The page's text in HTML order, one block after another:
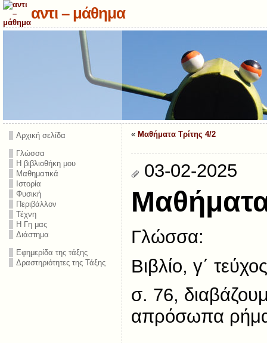
αντι – μάθημα
Αρχική σελίδα
Γλώσσα
Η βιβλιοθήκη μου
Μαθηματικά
Ιστορία
Φυσική
Περιβάλλον
Τέχνη
Η Γη μας
Διάστημα
Εφημερίδα της τάξης
Δραστηριότητες της Τάξης
« Μαθήματα Τρίτης 4/2
03-02-2025
Γλώσσα:
Βιβλίο, γ΄
σ. 76,
απρόσωπα